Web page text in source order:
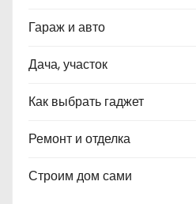
Гараж и авто
Дача, участок
Как выбрать гаджет
Ремонт и отделка
Строим дом сами